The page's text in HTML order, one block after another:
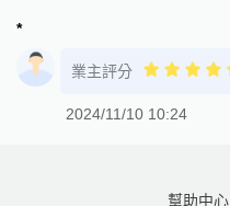
*
業主評分
2024/11/10 10:24
幫助中心